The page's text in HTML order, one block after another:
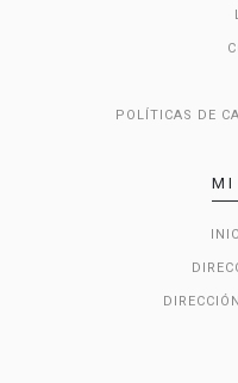
POLÍTICAS DE
MI